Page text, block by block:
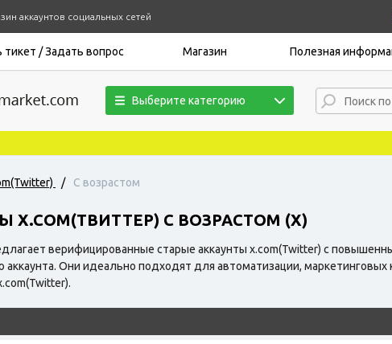
аккаунтов социальных сетей
тикет / Задать вопрос Магазин Полезная
Выберите категорию
/ С возрастом
X.COM(ТВИТТЕР) С ВОЗРАСТОМ (X)
верифицированные старые аккаунты x.com(Twitter) с
аккаунта. Они идеально подходят для автоматизации,